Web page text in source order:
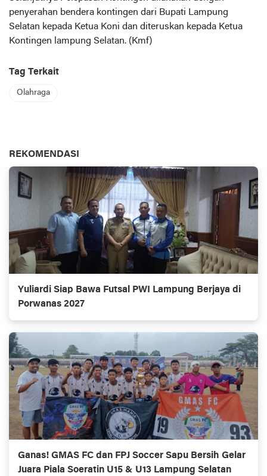
penyerahan bendera kontingen dari Bupati Lampung
Selatan kepada Ketua Koni dan diteruskan kepada Ketua
Kontingen lampung Selatan. (Kmf)
Tag Terkait
Olahraga
REKOMENDASI
Yuliardi Siap Bawa Futsal PWI Lampung Berjaya di
Porwanas 2027
Ganas! GMAS FC dan FPJ Soccer Sapu Bersih Gelar
Juara Piala Soeratin U15 & U13 Lampung Selatan